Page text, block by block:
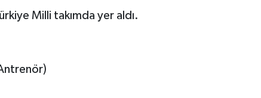
Milli takımda yer aldı.